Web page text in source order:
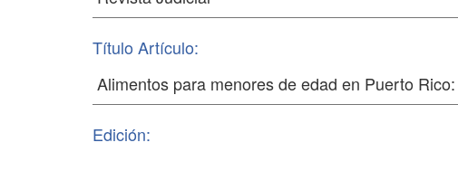
Título Artículo:
Edición: